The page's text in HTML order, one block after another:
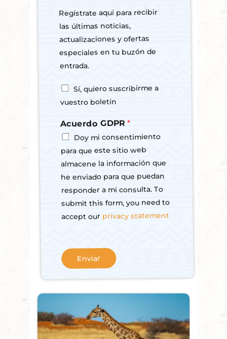
é
f
n
o
Regístrate aquí para recibir
las últimas noticias,
actualizaciones y ofertas
especiales en tu buzón de
entrada.
Y
s
s
u
b
s
c
r
i
e
t
u
r
N
e
e
t
Sí, quiero suscribirme a
vuestro boletín
Acuerdo GDPR*
Doy mi consentimiento
para que este sitio web
almacene la información que
he enviado para que puedan
responder a mi consulta. To
submit this form, you need to
accept our privacy statement
Enviar